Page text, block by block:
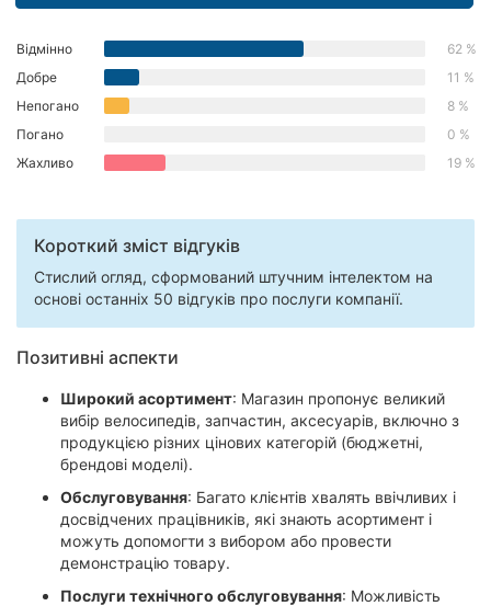
Миколаїв
Херсон
Полтава
Чернівці
Суми
Івано-
Франківськ
Луцьк
Карпати
Відмінно
62 %
Добре
11 %
Непогано
8 %
Погано
0 %
Жахливо
19 %
Короткий зміст відгуків
Стислий огляд, сформований штучним інтелектом на
основі останніх 50 відгуків про послуги компанії.
Позитивні аспекти
Широкий асортимент: Магазин пропонує великий
вибір велосипедів, запчастин, аксесуарів, включно з
продукцією різних цінових категорій (бюджетні,
брендові моделі).
Обслуговування: Багато клієнтів хвалять ввічливих і
досвідчених працівників, які знають асортимент і
можуть допомогти з вибором або провести
демонстрацію товару.
Послуги технічного обслуговування: Можливість